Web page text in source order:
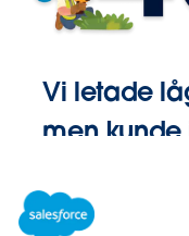
Vi letade
men kunde